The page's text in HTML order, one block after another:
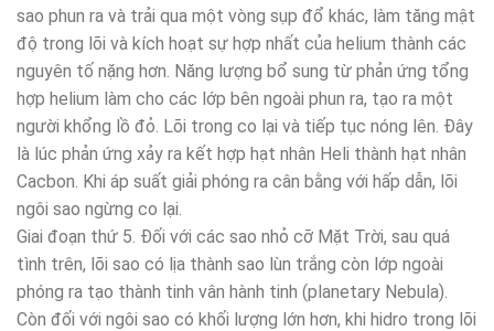
sao phun ra và trải qua một vòng sụp đổ khác, làm tăng mật
độ trong lõi và kích hoạt sự hợp nhất của helium thành các
nguyên tố nặng hơn. Năng lượng bổ sung từ phản ứng tổng
hợp helium làm cho các lớp bên ngoài phun ra, tạo ra một
người khổng lồ đỏ. Lõi trong co lại và tiếp tục nóng lên. Đây
là lúc phản ứng xảy ra kết hợp hạt nhân Heli thành hạt nhân
Cacbon. Khi áp suất giải phóng ra cân bằng với hấp dẫn, lõi
ngôi sao ngừng co lại.
Giai đoạn thứ 5. Đối với các sao nhỏ cỡ Mặt Trời, sau quá
tình trên, lõi sao có lịa thành sao lùn trắng còn lớp ngoài
phóng ra tạo thành tinh vân hành tinh (planetary Nebula).
Còn đối với ngôi sao có khối lượng lớn hơn, khi hidro trong lõi